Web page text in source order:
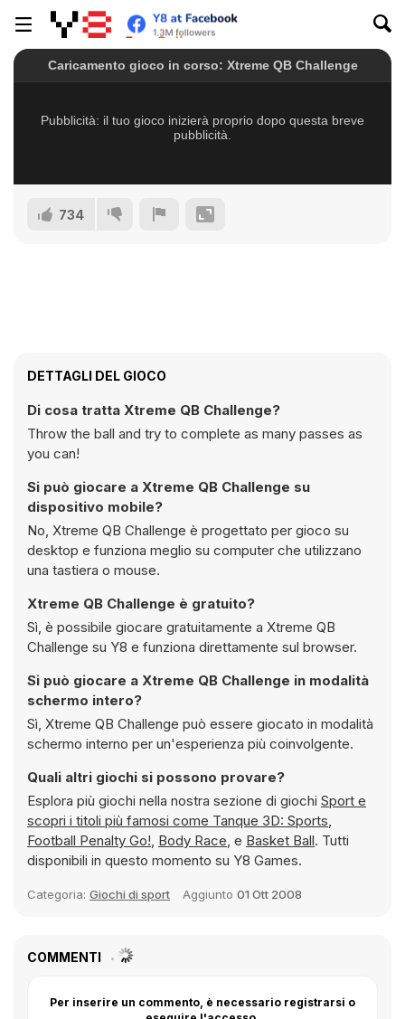
734
DETTAGLI DEL GIOCO
Di cosa tratta Xtreme QB Challenge?
Throw the ball and try to complete as many passes as
you can!
Si può giocare a Xtreme QB Challenge su
dispositivo mobile?
No, Xtreme QB Challenge è progettato per gioco su
desktop e funziona meglio su computer che utilizzano
una tastiera o mouse.
Xtreme QB Challenge è gratuito?
Sì, è possibile giocare gratuitamente a Xtreme QB
Challenge su Y8 e funziona direttamente sul browser.
Si può giocare a Xtreme QB Challenge in modalità
schermo intero?
Sì, Xtreme QB Challenge può essere giocato in modalità
schermo interno per un'esperienza più coinvolgente.
Quali altri giochi si possono provare?
Esplora più giochi nella nostra sezione di giochi Sport e
scopri i titoli più famosi come Tanque 3D: Sports,
Football Penalty Go!, Body Race, e Basket Ball. Tutti
disponibili in questo momento su Y8 Games.
Categoria: Giochi di sport Aggiunto 01 Ott 2008
COMMENTI
Per inserire un commento, è necessario registrarsi o